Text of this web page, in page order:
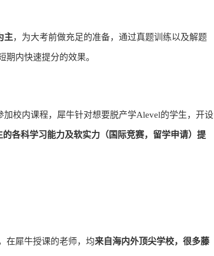
主，为大考前做充足的准备，通过真题训练以及解题
内快速提分的效果。
校内课程，犀牛针对想要脱产学Alevel的学生，开设
的各科学习能力及软实力（国际竞赛，留学申请）提
犀牛授课的老师，均来自海内外顶尖学校，很多藤